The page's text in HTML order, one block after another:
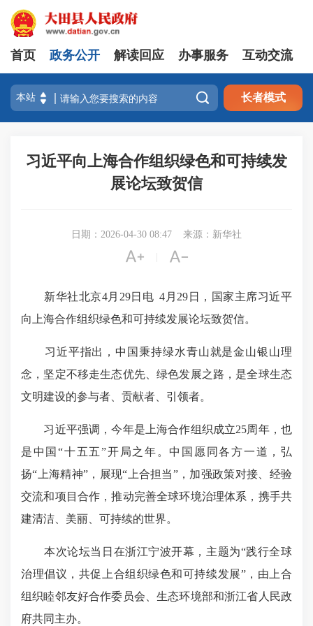
首页 政务公开 解读回应 办事服务 互动交流
 长者模式
习近平向上海合作组织绿色和可持续发
展论坛致贺信
日期：2026-04-30 08:47 来源：新华社
 
新华社北京4月29日电 4月29日，国家主席习近平
向上海合作组织绿色和可持续发展论坛致贺信。
习近平指出，中国秉持绿水青山就是金山银山理
念，坚定不移走生态优先、绿色发展之路，是全球生态
文明建设的参与者、贡献者、引领者。
习近平强调，今年是上海合作组织成立25周年，也
是中国“十五五”开局之年。中国愿同各方一道，弘
扬“上海精神”，展现“上合担当”，加强政策对接、经验
交流和项目合作，推动完善全球环境治理体系，携手共
建清洁、美丽、可持续的世界。
本次论坛当日在浙江宁波开幕，主题为“践行全球
治理倡议，共促上合组织绿色和可持续发展”，由上合
组织睦邻友好合作委员会、生态环境部和浙江省人民政
府共同主办。